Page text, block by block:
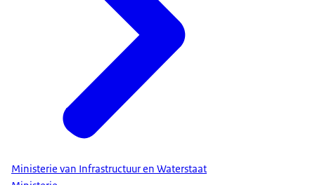
Ministerie van Infrastructuur en Waterstaat